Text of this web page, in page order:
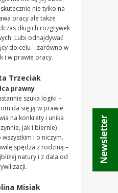
nie tylko na
pracy ale także
długich rozgrywek
Lubi odnajdywać
do celu – zarówno w
i w prawie pracy.
Trzeciak
prawny
szuka logiki –
da się ją w prawie
na konkrety i unika
jak i biernie)
i o niczym.
spędza z rodziną –
natury i z dala od
Misiak